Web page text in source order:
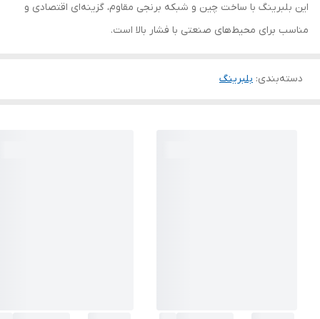
این بلبرینگ با ساخت چین و شبکه برنجی مقاوم، گزینه‌ای اقتصادی و
مناسب برای محیط‌های صنعتی با فشار بالا است.
دسته‌بندی: بلبرینگ